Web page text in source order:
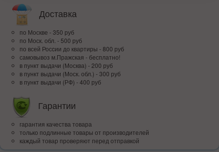
Доставка
по Москве - 350 руб
по Моск. обл. - 500 руб
по всей Росcии до квартиры - 800 руб
самовывоз м.Пражская - бесплатно!
в пункт выдачи (Москва) - 200 руб
в пункт выдачи (Моск. обл.) - 300 руб
в пункт выдачи (РФ) - 400 руб
Гарантии
гарантия качества товара
только подлинные товары от производителей
каждый товар проверяют перед отправкой